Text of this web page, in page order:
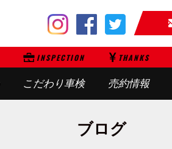
INSPECTION
こだわり車検
THANKS
売約情報
ブログ